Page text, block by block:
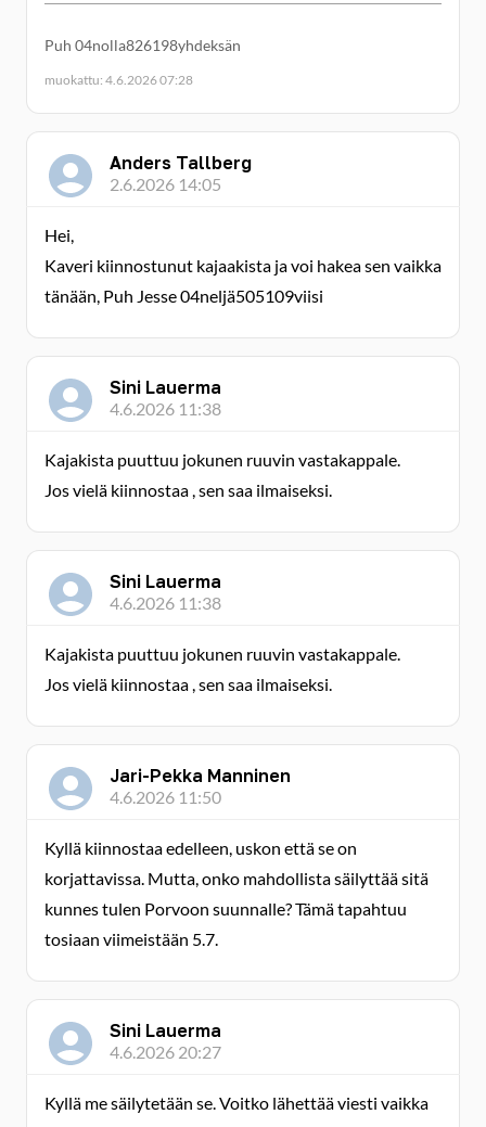
Puh 04nolla826198yhdeksän
muokattu: 4.6.2026 07:28
Anders Tallberg
2.6.2026 14:05
Hei,
Kaveri kiinnostunut kajaakista ja voi hakea sen vaikka
tänään, Puh Jesse 04neljä505109viisi
Sini Lauerma
4.6.2026 11:38
Kajakista puuttuu jokunen ruuvin vastakappale.
Jos vielä kiinnostaa , sen saa ilmaiseksi.
Sini Lauerma
4.6.2026 11:38
Kajakista puuttuu jokunen ruuvin vastakappale.
Jos vielä kiinnostaa , sen saa ilmaiseksi.
Jari-Pekka Manninen
4.6.2026 11:50
Kyllä kiinnostaa edelleen, uskon että se on
korjattavissa. Mutta, onko mahdollista säilyttää sitä
kunnes tulen Porvoon suunnalle? Tämä tapahtuu
tosiaan viimeistään 5.7.
Sini Lauerma
4.6.2026 20:27
Kyllä me säilytetään se. Voitko lähettää viesti vaikka